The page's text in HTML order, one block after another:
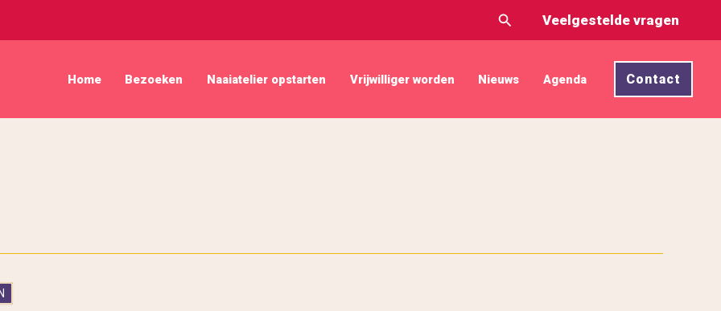
ZoekenVeelgestelde vragen
Home Bezoeken Naaiatelier opstarten Vrijwilliger worden Nieuws Agenda Contact